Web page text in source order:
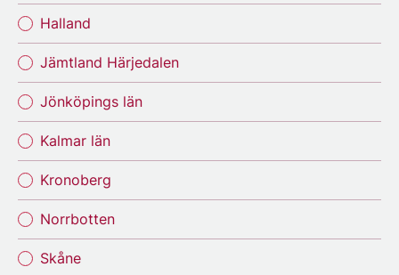
Halland
Jämtland Härjedalen
Jönköpings län
Kalmar län
Kronoberg
Norrbotten
Skåne